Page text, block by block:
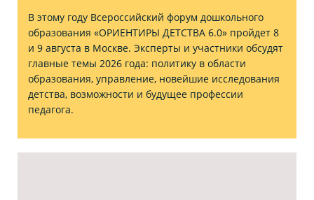
В этому году Всероссийский форум дошкольного
образования «ОРИЕНТИРЫ ДЕТСТВА 6.0» пройдет 8
и 9 августа в Москве. Эксперты и участники обсудят
главные темы 2026 года: политику в области
образования, управление, новейшие исследования
детства, возможности и будущее профессии
педагога.